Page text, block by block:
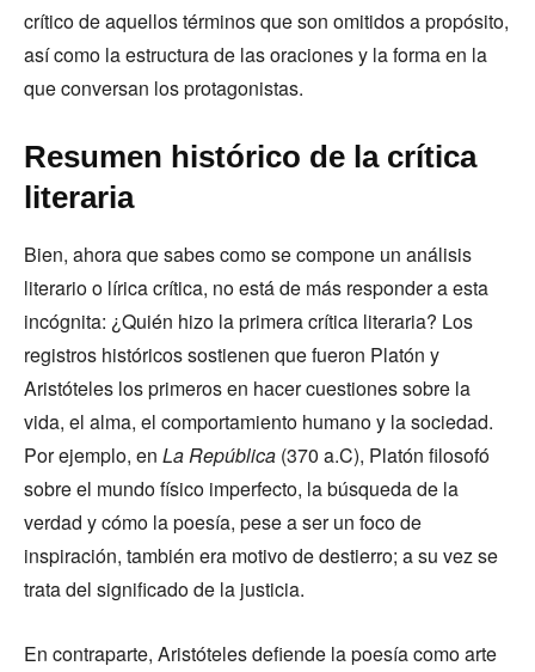
crítico de aquellos términos que son omitidos a propósito,
así como la estructura de las oraciones y la forma en la
que conversan los protagonistas.
Resumen histórico de la crítica
literaria
Bien, ahora que sabes como se compone un análisis
literario o lírica crítica, no está de más responder a esta
incógnita: ¿Quién hizo la primera crítica literaria? Los
registros históricos sostienen que fueron Platón y
Aristóteles los primeros en hacer cuestiones sobre la
vida, el alma, el comportamiento humano y la sociedad.
Por ejemplo, en La República (370 a.C), Platón filosofó
sobre el mundo físico imperfecto, la búsqueda de la
verdad y cómo la poesía, pese a ser un foco de
inspiración, también era motivo de destierro; a su vez se
trata del significado de la justicia.
En contraparte, Aristóteles defiende la poesía como arte